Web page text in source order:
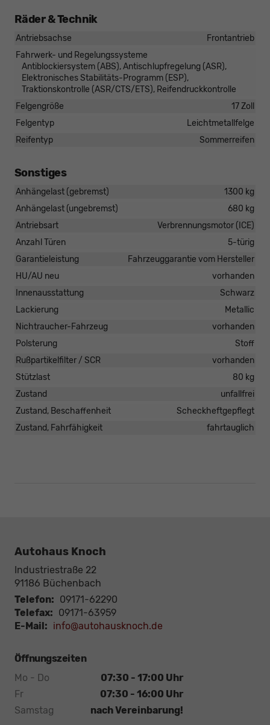
Räder & Technik
Antriebsachse
Frontantrieb
Fahrwerk- und Regelungssysteme
Antiblockiersystem (ABS), Antischlupfregelung (ASR),
Elektronisches Stabilitäts-Programm (ESP),
Traktionskontrolle (ASR/CTS/ETS), Reifendruckkontrolle
Felgengröße
17 Zoll
Felgentyp
Leichtmetallfelge
Reifentyp
Sommerreifen
Sonstiges
Anhängelast (gebremst)
1300 kg
Anhängelast (ungebremst)
680 kg
Antriebsart
Verbrennungsmotor (ICE)
Anzahl Türen
5-türig
Garantieleistung
Fahrzeuggarantie vom Hersteller
HU/AU neu
vorhanden
Innenausstattung
Schwarz
Lackierung
Metallic
Nichtraucher-Fahrzeug
vorhanden
Polsterung
Stoff
Rußpartikelfilter / SCR
vorhanden
Stützlast
80 kg
Zustand
unfallfrei
Zustand, Beschaffenheit
Scheckheftgepflegt
Zustand, Fahrfähigkeit
fahrtauglich
Autohaus Knoch
Industriestraße 22
91186 Büchenbach
Telefon: 09171-62290
Telefax: 09171-63959
E-Mail: info@autohausknoch.de
Öffnungszeiten
Mo - Do
07:30 - 17:00 Uhr
Fr
07:30 - 16:00 Uhr
Samstag
nach Vereinbarung!